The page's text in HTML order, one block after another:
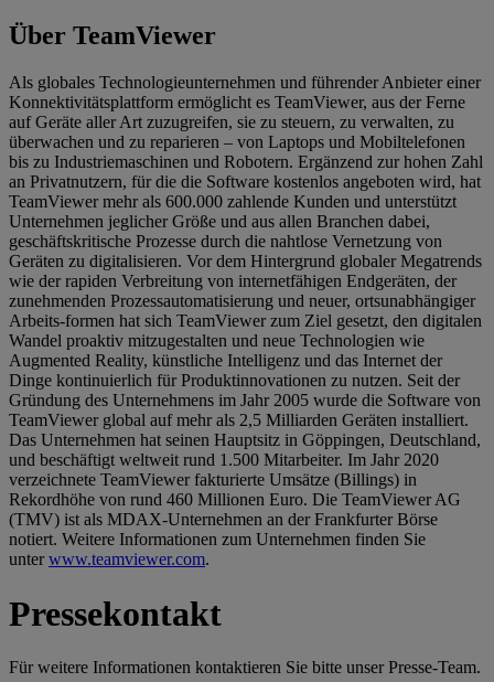
Über TeamViewer
Als globales Technologieunternehmen und führender Anbieter einer
Konnektivitätsplattform ermöglicht es TeamViewer, aus der Ferne
auf Geräte aller Art zuzugreifen, sie zu steuern, zu verwalten, zu
überwachen und zu reparieren – von Laptops und Mobiltelefonen
bis zu Industriemaschinen und Robotern. Ergänzend zur hohen Zahl
an Privatnutzern, für die die Software kostenlos angeboten wird, hat
TeamViewer mehr als 600.000 zahlende Kunden und unterstützt
Unternehmen jeglicher Größe und aus allen Branchen dabei,
geschäftskritische Prozesse durch die nahtlose Vernetzung von
Geräten zu digitalisieren. Vor dem Hintergrund globaler Megatrends
wie der rapiden Verbreitung von internetfähigen Endgeräten, der
zunehmenden Prozessautomatisierung und neuer, ortsunabhängiger
Arbeits-formen hat sich TeamViewer zum Ziel gesetzt, den digitalen
Wandel proaktiv mitzugestalten und neue Technologien wie
Augmented Reality, künstliche Intelligenz und das Internet der
Dinge kontinuierlich für Produktinnovationen zu nutzen. Seit der
Gründung des Unternehmens im Jahr 2005 wurde die Software von
TeamViewer global auf mehr als 2,5 Milliarden Geräten installiert.
Das Unternehmen hat seinen Hauptsitz in Göppingen, Deutschland,
und beschäftigt weltweit rund 1.500 Mitarbeiter. Im Jahr 2020
verzeichnete TeamViewer fakturierte Umsätze (Billings) in
Rekordhöhe von rund 460 Millionen Euro. Die TeamViewer AG
(TMV) ist als MDAX-Unternehmen an der Frankfurter Börse
notiert. Weitere Informationen zum Unternehmen finden Sie
unterwww.teamviewer.com.
Pressekontakt
Für weitere Informationen kontaktieren Sie bitte unser Presse-Team.